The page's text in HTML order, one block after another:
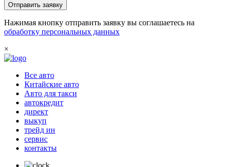
Отправить заявку
Нажимая кнопку отправить заявку вы соглашаетесь на
обработку персональных данных
×
Все авто
Китайские авто
Авто для такси
автокредит
директ
выкуп
трейд ин
сервис
контакты